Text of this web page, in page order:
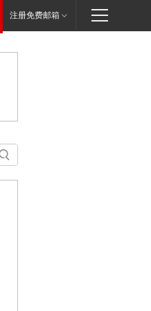
注册免费邮箱